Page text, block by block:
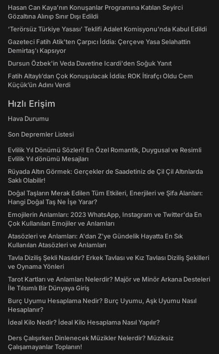
Hasan Can Kaya’nın Konuşanlar Programına Katılan Seyirci
Gözaltına Alınıp Sınır Dışı Edildi
‘Terörsüz Türkiye Yasası’ Teklifi Adalet Komisyonu'nda Kabul Edildi
Gazeteci Fatih Atik'ten Çarpıcı İddia: Çerçeve Yasa Selahattin
Demirtaş'ı Kapsıyor
Dursun Özbek'in Veda Davetine Icardi'den Soğuk Yanıt
Fatih Altaylı’dan Çok Konuşulacak İddia: ROK İtirafçı Oldu Cem
Küçük’ün Adını Verdi
Hızlı Erişim
Hava Durumu
Son Depremler Listesi
Evlilik Yıl Dönümü Sözleri! En Özel Romantik, Duygusal ve Resimli
Evlilik Yıl dönümü Mesajları
Rüyada Altın Görmek: Gerçekler de Saadetiniz de Çil Çil Altınlarda
Saklı Olabilir!
Doğal Taşların Merak Edilen Tüm Etkileri, Enerjileri ve Şifa Alanları:
Hangi Doğal Taş Ne İşe Yarar?
Emojilerin Anlamları: 2023 WhatsApp, Instagram ve Twitter'da En
Çok Kullanılan Emojiler ve Anlamları
Atasözleri ve Anlamları: A'dan Z'ye Gündelik Hayatta En Sık
Kullanılan Atasözleri ve Anlamları
Tavla Diziliş Şekli Nasıldır? Erkek Tavlası ve Kız Tavlası Diziliş Şekilleri
ve Oynama Yönleri
Tarot Kartları ve Anlamları Nelerdir? Majör ve Minör Arkana Desteleri
İle Tılsımlı Bir Dünyaya Giriş
Burç Uyumu Hesaplama Nedir? Burç Uyumu, Aşk Uyumu Nasıl
Hesaplanır?
İdeal Kilo Nedir? İdeal Kilo Hesaplama Nasıl Yapılır?
Ders Çalışırken Dinlenecek Müzikler Nelerdir? Müziksiz
Çalışamayanlar Toplanın!